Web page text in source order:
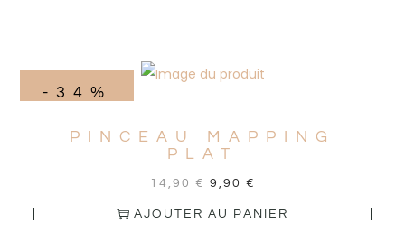
-34%
PINCEAU MAPPING
PLAT
14,90 € 9,90 €
AJOUTER AU PANIER